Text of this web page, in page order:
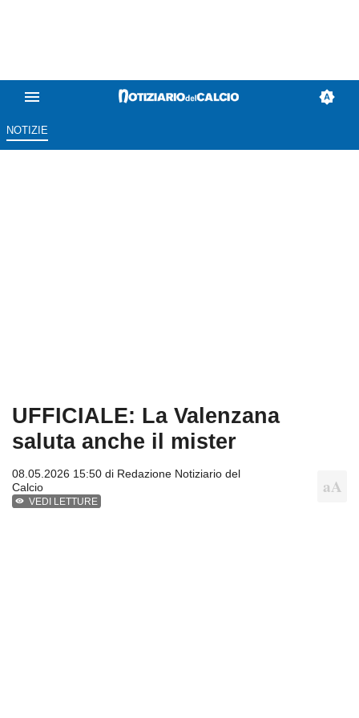
NOTIZIE
UFFICIALE: La Valenzana
saluta anche il mister
08.05.2026 15:50 di Redazione Notiziario del
Calcio
VEDI LETTURE